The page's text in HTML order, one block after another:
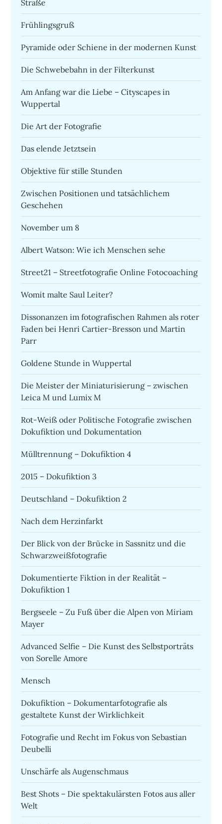
Straße
Frühlingsgruß
Pyramide oder Schiene in der modernen Kunst
Die Schwebebahn in der Filterkunst
Am Anfang war die Liebe – Cityscapes in
Wuppertal
Die Art der Fotografie
Das elende Jetztsein
Objektive für stille Stunden
Zwischen Positionen und tatsächlichem
Geschehen
November um 8
Albert Watson: Wie ich Menschen sehe
Street21 – Streetfotografie Online Fotocoaching
Womit malte Saul Leiter?
Dissonanzen im fotografischen Rahmen als roter
Faden bei Henri Cartier-Bresson und Martin
Parr
Goldene Stunde in Wuppertal
Die Meister der Miniaturisierung – zwischen
Leica M und Lumix M
Rot-Weiß oder Politische Fotografie zwischen
Dokufiktion und Dokumentation
Mülltrennung – Dokufiktion 4
2015 – Dokufiktion 3
Deutschland – Dokufiktion 2
Nach dem Herzinfarkt
Der Blick von der Brücke in Sassnitz und die
Schwarzweißfotografie
Dokumentierte Fiktion in der Realität –
Dokufiktion 1
Bergseele – Zu Fuß über die Alpen von Miriam
Mayer
Advanced Selfie – Die Kunst des Selbstporträts
von Sorelle Amore
Mensch
Dokufiktion – Dokumentarfotografie als
gestaltete Kunst der Wirklichkeit
Fotografie und Recht im Fokus von Sebastian
Deubelli
Unschärfe als Augenschmaus
Best Shots – Die spektakulärsten Fotos aus aller
Welt